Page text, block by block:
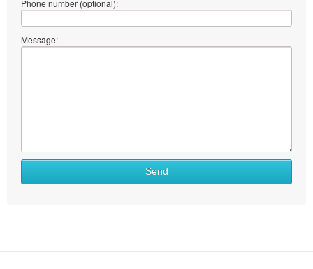
Phone number (optional):
Message:
Send